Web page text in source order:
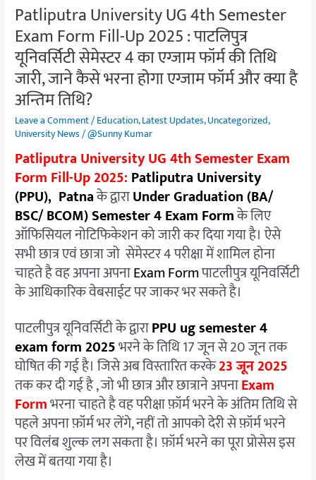
Patliputra University UG 4th Semester
Exam Form Fill-Up 2025 : पाटलिपुत्र
यूनिवर्सिटी सेमेस्टर 4 का एग्जाम फॉर्म की तिथि
जारी, जाने कैसे भरना होगा एग्जाम फॉर्म और क्या है
अन्तिम तिथि?
Leave a Comment/Education,Latest Updates,Uncategorized,
University News/@Sunny Kumar
Patliputra University UG 4th Semester Exam
Form Fill-Up 2025: Patliputra University
(PPU), Patnaके द्वाराUnder Graduation (BA/
BSC/ BCOM) Semester 4 Exam Formके लिए
ऑफिसियल नोटिफिकेशन को जारी कर दिया गया है। ऐसे
सभी छात्र एवं छात्रा जो सेमेस्टर 4 परीक्षा में शामिल होना
चाहते है वह अपना अपनाExam Formपाटलीपुत्र यूनिवर्सिटी
के आधिकारिक वेबसाईट पर जाकर भर सकते है।
पाटलीपुत्र यूनिवर्सिटी के द्वाराPPU ug semester 4
exam form 2025भरने के तिथि 17 जून से 20 जून तक
घोषित की गई है। जिसे अब विस्तारित करके23 जून 2025
तक कर दी गई है , जो भी छात्र और छात्राने अपनाExam
Formभरना चाहते है वह परीक्षा फ़ॉर्म भरने के अंतिम तिथि से
पहले अपना फ़ॉर्म भर लेंगे, नहीं तो आपको देरी से फ़ॉर्म भरने
पर विलंब शुल्क लग सकता है। फ़ॉर्म भरने का पूरा प्रोसेस इस
लेख में बतया गया है।
:
पाटलिपुत्र
यूनिवर्सिटी
सेमेस्टर
4
का
एग्जाम
फॉर्म
की
तिथि
जारी,
जाने
कैसे
भरना
होगा
एग्जाम
फॉर्म
क्या
है
अन्तिम
तिथि?